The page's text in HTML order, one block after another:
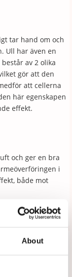
About
tar hand om och
Ull har även en
av 2 olika
gör att den
att cellerna
här egenskapen
effekt.
och ger en bra
i
både mot